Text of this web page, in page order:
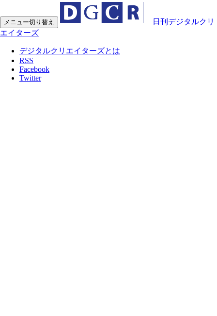
メニュー切り替え
日刊デジタルクリ
エイターズ
デジタルクリエイターズとは
RSS
Facebook
Twitter